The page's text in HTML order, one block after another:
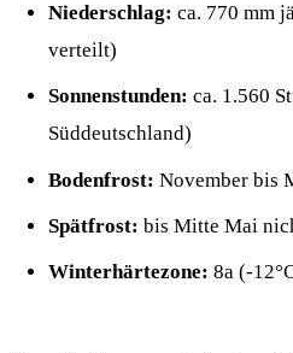
Niederschlag: ca. 770 mm
verteilt)
Sonnenstunden: ca. 1.560
Süddeutschland)
Bodenfrost: November bis
Spätfrost: bis Mitte Mai
Winterhärtezone: 8a (-